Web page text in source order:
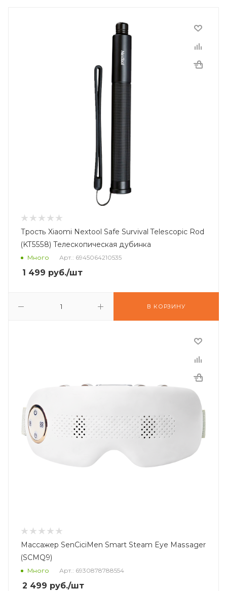
Трость Xiaomi Nextool Safe Survival Telescopic Rod
(KT5558) Телескопическая дубинка
Много Арт.: 6945064210535
1 499 руб./шт
В КОРЗИНУ
Массажер SenCiciMen Smart Steam Eye Massager
(SCMQ9)
Много Арт.: 6930878788554
2 499 руб./шт